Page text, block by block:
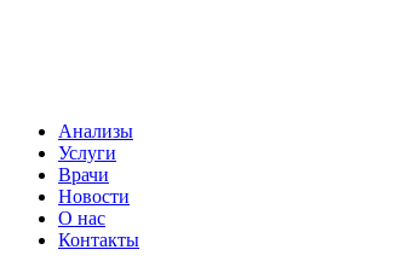
Анализы
Услуги
Врачи
Новости
О нас
Контакты